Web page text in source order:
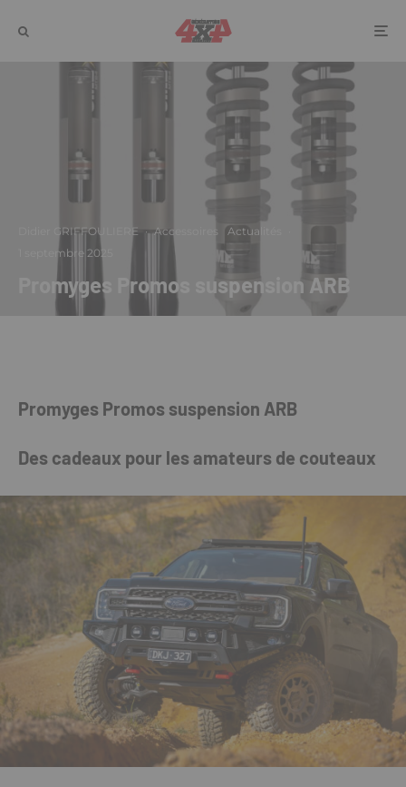
Didier GRIFFOULIERE · Accessoires Actualités
1 septembre 2025
Promyges Promos suspension ARB
Promyges Promos suspension ARB
Des cadeaux pour les amateurs de couteaux